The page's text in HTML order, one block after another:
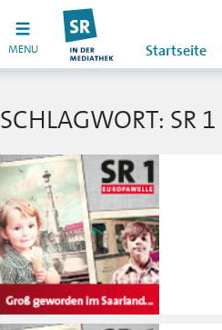
MENU Startseite
SCHLAGWORT: SR 1